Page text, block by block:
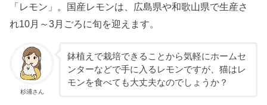
「レモン」。国産レモンは、広島県や和歌山県で生産さ
れ10月～3月ごろに旬を迎えます。
杉浦さん
鉢植えで栽培できることから気軽にホームセ
ンターなどで手に入るレモンですが、猫はレ
モンを食べても大丈夫なのでしょうか？